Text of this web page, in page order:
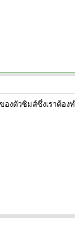
ตัวซิมส์ซึ่งเราต้อง